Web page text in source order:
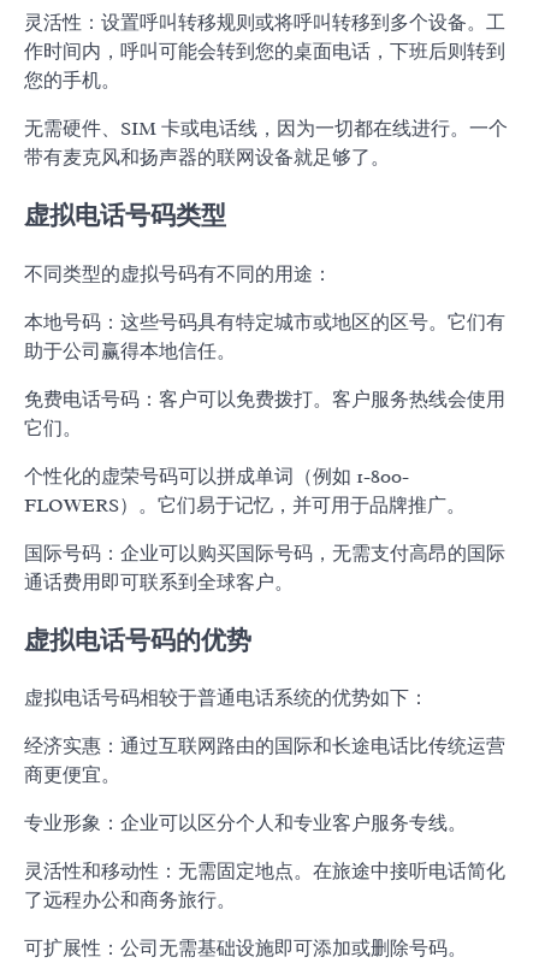
灵活性：设置呼叫转移规则或将呼叫转移到多个设备。工
作时间内，呼叫可能会转到您的桌面电话，下班后则转到
您的手机。
无需硬件、SIM 卡或电话线，因为一切都在线进行。一个
带有麦克风和扬声器的联网设备就足够了。
虚拟电话号码类型
不同类型的虚拟号码有不同的用途：
本地号码：这些号码具有特定城市或地区的区号。它们有
助于公司赢得本地信任。
免费电话号码：客户可以免费拨打。客户服务热线会使用
它们。
个性化的虚荣号码可以拼成单词（例如 1-800-
FLOWERS）。它们易于记忆，并可用于品牌推广。
国际号码：企业可以购买国际号码，无需支付高昂的国际
通话费用即可联系到全球客户。
虚拟电话号码的优势
虚拟电话号码相较于普通电话系统的优势如下：
经济实惠：通过互联网路由的国际和长途电话比传统运营
商更便宜。
专业形象：企业可以区分个人和专业客户服务专线。
灵活性和移动性：无需固定地点。在旅途中接听电话简化
了远程办公和商务旅行。
可扩展性：公司无需基础设施即可添加或删除号码。